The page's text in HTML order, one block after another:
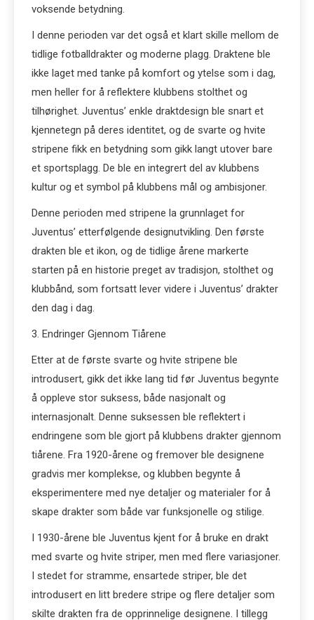
voksende betydning.
I denne perioden var det også et klart skille mellom de
tidlige fotballdrakter og moderne plagg. Draktene ble
ikke laget med tanke på komfort og ytelse som i dag,
men heller for å reflektere klubbens stolthet og
tilhørighet. Juventus’ enkle draktdesign ble snart et
kjennetegn på deres identitet, og de svarte og hvite
stripene fikk en betydning som gikk langt utover bare
et sportsplagg. De ble en integrert del av klubbens
kultur og et symbol på klubbens mål og ambisjoner.
Denne perioden med stripene la grunnlaget for
Juventus’ etterfølgende designutvikling. Den første
drakten ble et ikon, og de tidlige årene markerte
starten på en historie preget av tradisjon, stolthet og
klubbånd, som fortsatt lever videre i Juventus’ drakter
den dag i dag.
3. Endringer Gjennom Tiårene
Etter at de første svarte og hvite stripene ble
introdusert, gikk det ikke lang tid før Juventus begynte
å oppleve stor suksess, både nasjonalt og
internasjonalt. Denne suksessen ble reflektert i
endringene som ble gjort på klubbens drakter gjennom
tiårene. Fra 1920-årene og fremover ble designene
gradvis mer komplekse, og klubben begynte å
eksperimentere med nye detaljer og materialer for å
skape drakter som både var funksjonelle og stilige.
I 1930-årene ble Juventus kjent for å bruke en drakt
med svarte og hvite striper, men med flere variasjoner.
I stedet for stramme, ensartede striper, ble det
introdusert en litt bredere stripe og flere detaljer som
skilte drakten fra de opprinnelige designene. I tillegg